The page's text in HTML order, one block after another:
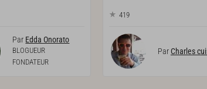
Par Edda Onorato
BLOGUEUR
FONDATEUR
419
Par Charles